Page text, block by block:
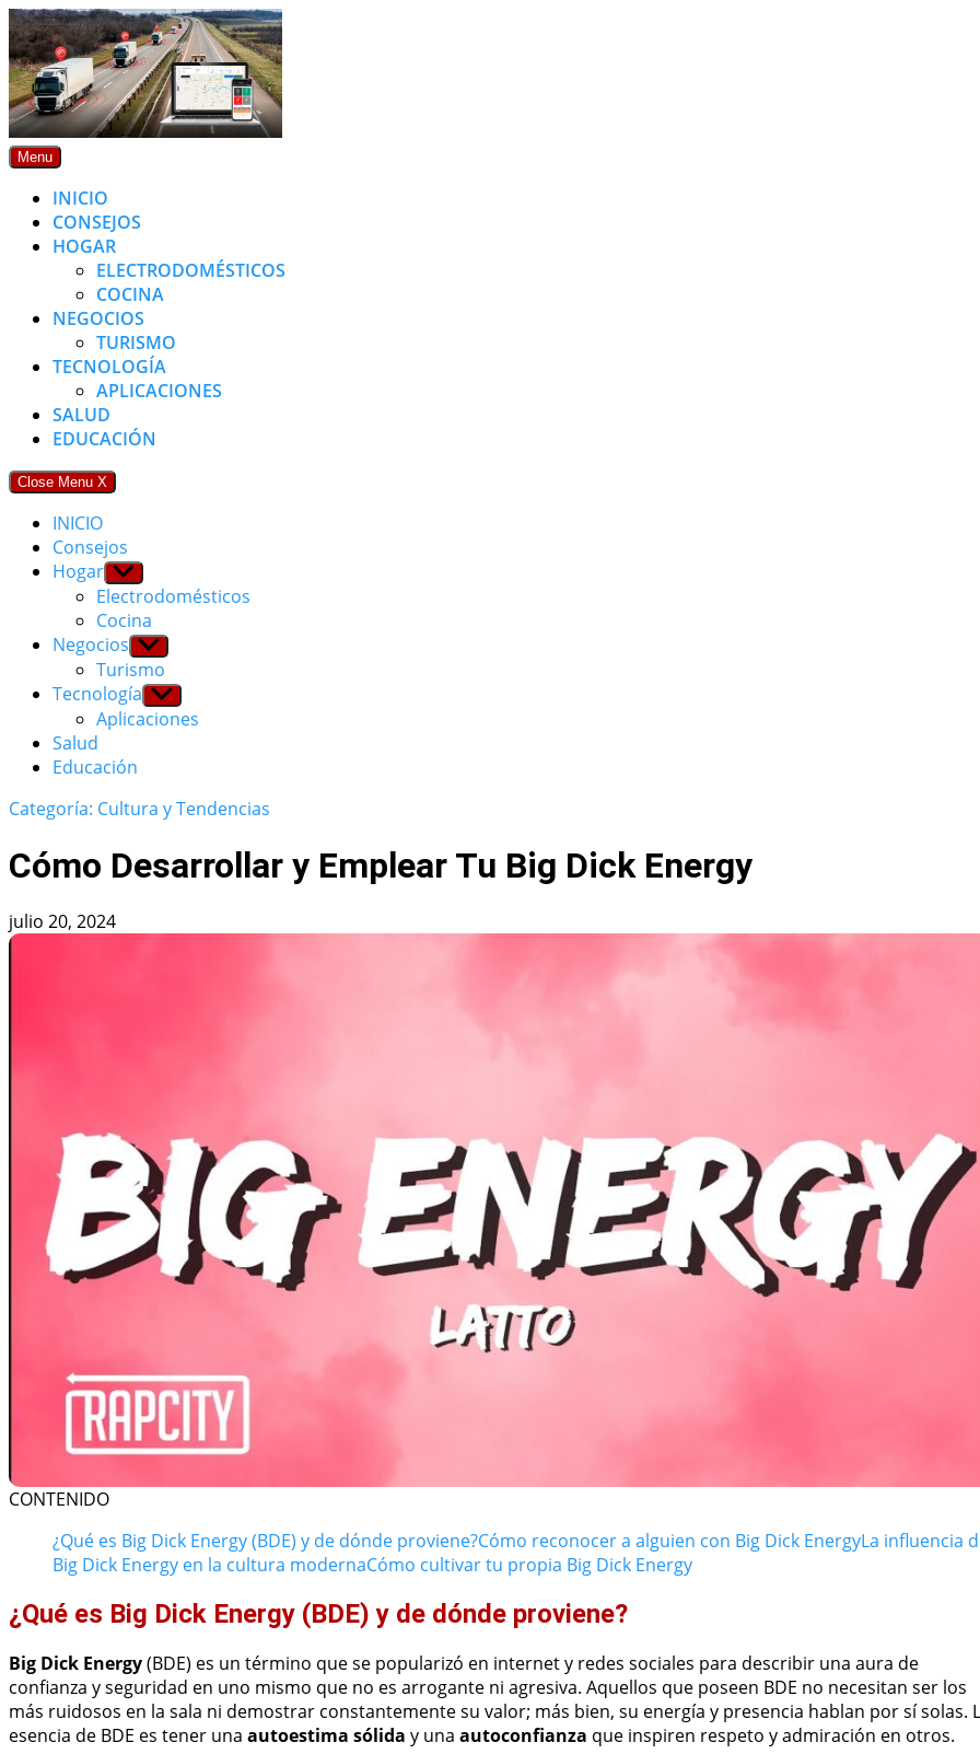
Skip
to
content
Menu
INICIO
CONSEJOS
HOGAR
ELECTRODOMÉSTICOS
COCINA
NEGOCIOS
TURISMO
TECNOLOGÍA
APLICACIONES
SALUD
EDUCACIÓN
Close Menu X
INICIO
Consejos
Hogar Show
sub
menu
Electrodomésticos
Cocina
Negocios Show
sub
menu
Turismo
Tecnología Show
sub
menu
Aplicaciones
Salud
Educación
Categoría: Cultura y Tendencias
Cómo Desarrollar y Emplear Tu Big Dick Energy
julio 20, 2024
CONTENIDO
¿Qué es Big Dick Energy (BDE) y de dónde proviene?Cómo reconocer a alguien con Big Dick EnergyLa influencia
Big Dick Energy en la cultura modernaCómo cultivar tu propia Big Dick Energy
¿Qué es Big Dick Energy (BDE) y de dónde proviene?
Big Dick Energy(BDE) es un término que se popularizó en internet y redes sociales para describir una aura de
confianza y seguridad en uno mismo que no es arrogante ni agresiva. Aquellos que poseen BDE no necesitan ser los
más ruidosos en la sala ni demostrar constantemente su valor; más bien, su energía y presencia hablan por sí solas.
esencia de BDE es tener una autoestima sólida y una autoconfianza que inspiren respeto y admiración en otros.